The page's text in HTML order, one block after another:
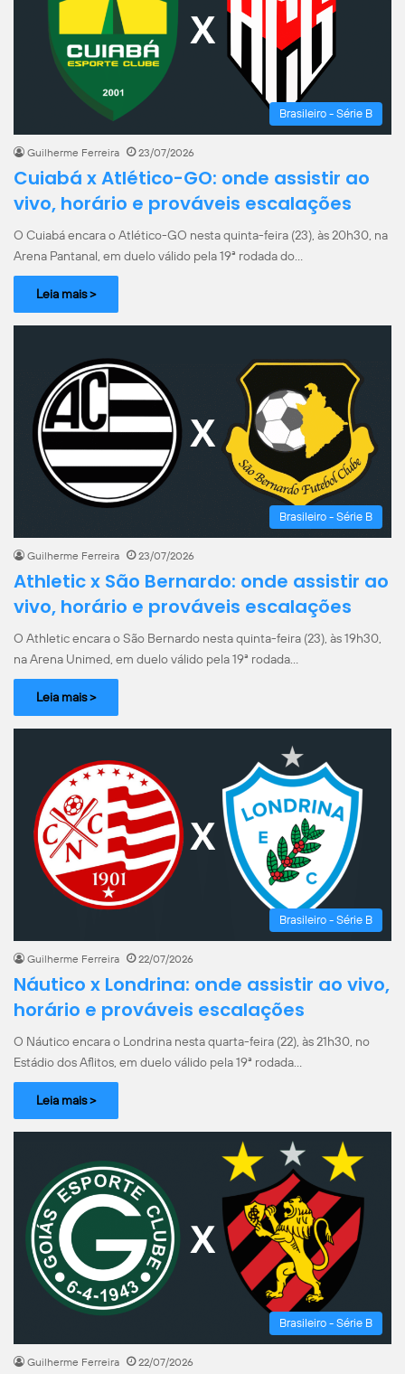
Brasileiro - Série B
Guilherme Ferreira 23/07/2026
Cuiabá x Atlético-GO: onde assistir ao
vivo, horário e prováveis escalações
O Cuiabá encara o Atlético-GO nesta quinta-feira (23), às 20h30, na
Arena Pantanal, em duelo válido pela 19ª rodada do…
Leia mais >
Brasileiro - Série B
Guilherme Ferreira 23/07/2026
Athletic x São Bernardo: onde assistir ao
vivo, horário e prováveis escalações
O Athletic encara o São Bernardo nesta quinta-feira (23), às 19h30,
na Arena Unimed, em duelo válido pela 19ª rodada…
Leia mais >
Brasileiro - Série B
Guilherme Ferreira 22/07/2026
Náutico x Londrina: onde assistir ao vivo,
horário e prováveis escalações
O Náutico encara o Londrina nesta quarta-feira (22), às 21h30, no
Estádio dos Aflitos, em duelo válido pela 19ª rodada…
Leia mais >
Brasileiro - Série B
Guilherme Ferreira 22/07/2026